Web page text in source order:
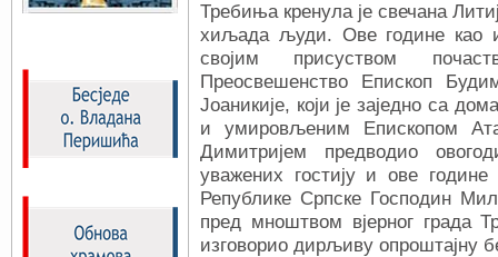
Требиња кренула је свечана
хиљада људи. Ове године као
својим присуством
Преосвешенство Епископ
Јоаникије, који је заједно са
и умировљеним Епископом
Димитријем предводио
уважених гостију и ове
Републике Српске Господин
пред мноштвом вјерног града
изговорио дирљиву опроштајну